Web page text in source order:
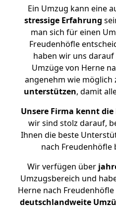
Ein Umzug kann eine
stressige Erfahrung
man sich für einen
Freudenhöfle
haben wir uns
Umzüge von Herne
angenehm wie möglich
unterstützen, damit
Unsere Firma kennt
wir sind stolz darauf,
Ihnen die beste
nach Freudenhöfle
Wir verfügen über
Umzugsbereich und
Herne nach
deutschlandweite